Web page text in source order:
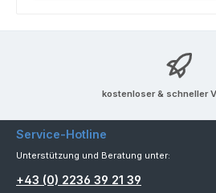
kostenloser & schneller
Service-Hotline
Unterstützung und Beratung unter:
+43 (0) 2236 39 21 39